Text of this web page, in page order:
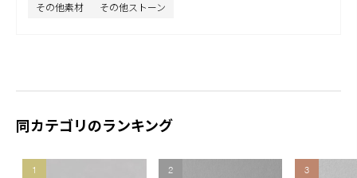
その他素材 その他ストーン
同カテゴリのランキング
1 2 3